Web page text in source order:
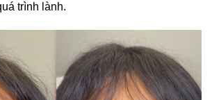
trình lành.